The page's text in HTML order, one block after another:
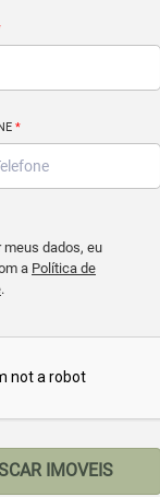
*
meus dados, eu
a Política de
.
IMOVEIS